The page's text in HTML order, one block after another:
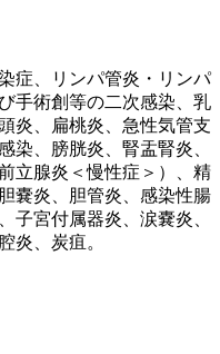
症、リンパ管炎・リンパ
手術創等の二次感染、乳
炎、扁桃炎、急性気管支
染、膀胱炎、腎盂腎炎、
立腺炎＜慢性症＞）、精
嚢炎、胆管炎、感染性腸
子宮付属器炎、涙嚢炎、
炎、炭疽。